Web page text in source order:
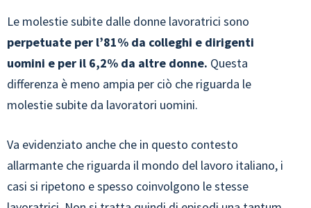
Le molestie subite dalle donne lavoratrici sono
perpetuate per l’81% da colleghi e dirigenti
uomini e per il 6,2% da altre donne. Questa
differenza è meno ampia per ciò che riguarda le
molestie subite da lavoratori uomini.
Va evidenziato anche che in questo contesto
allarmante che riguarda il mondo del lavoro italiano, i
casi si ripetono e spesso coinvolgono le stesse